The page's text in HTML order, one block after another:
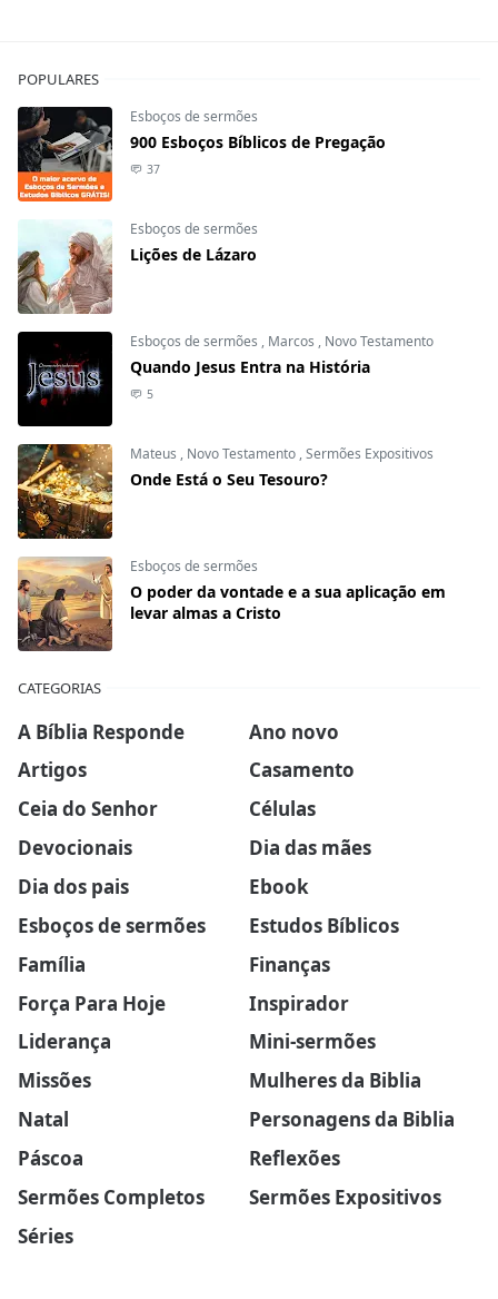
POPULARES
Esboços de sermões
900 Esboços Bíblicos de Pregação
37
Esboços de sermões
Lições de Lázaro
Esboços de sermões , Marcos , Novo Testamento
Quando Jesus Entra na História
5
Mateus , Novo Testamento ,Sermões Expositivos
Onde Está o Seu Tesouro?
Esboços de sermões
O poder da vontade e a sua aplicação em
levar almas a Cristo
CATEGORIAS
A Bíblia Responde
Ano novo
Artigos
Casamento
Ceia do Senhor
Células
Devocionais
Dia das mães
Dia dos pais
Ebook
Esboços de sermões
Estudos Bíblicos
Família
Finanças
Força Para Hoje
Inspirador
Liderança
Mini-sermões
Missões
Mulheres da Biblia
Natal
Personagens da Biblia
Páscoa
Reflexões
Sermões Completos
Sermões Expositivos
Séries